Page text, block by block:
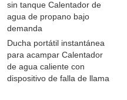
sin tanque Calentador de
agua de propano bajo
demanda
Ducha portátil instantánea
para acampar Calentador
de agua caliente con
dispositivo de falla de llama